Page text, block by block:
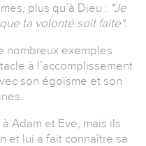
plus qu’à Dieu : "Je
ta volonté soit faite".
nombreux exemples
à l’accomplissement
son égoïsme et son
Adam et Eve, mais ils
et lui a fait connaître sa